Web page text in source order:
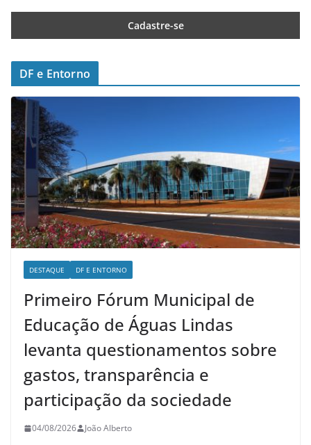
DF e Entorno
DESTAQUE DF E ENTORNO
Primeiro Fórum Municipal de
Educação de Águas Lindas
levanta questionamentos sobre
gastos, transparência e
participação da sociedade
04/08/2026 João Alberto